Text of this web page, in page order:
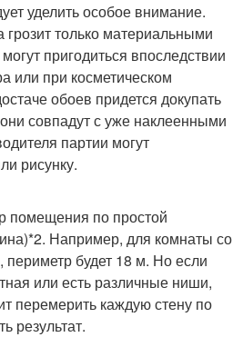
уделить особое внимание.
только материальными
пригодиться впоследствии
или при косметическом
обоев придется докупать
совпадут с уже наклеенными
партии могут
рисунку.
помещения по простой
Например, для комнаты со
периметр будет 18 м. Но если
или есть различные ниши,
перемерить каждую стену по
результат.